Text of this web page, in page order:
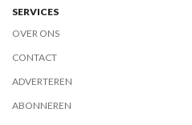
SERVICES
OVER ONS
CONTACT
ADVERTEREN
ABONNEREN